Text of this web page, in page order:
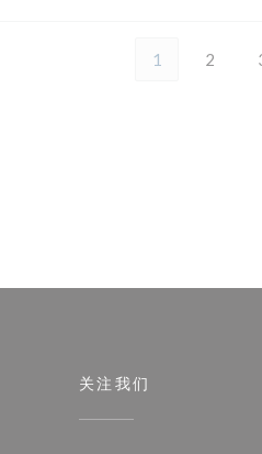
1 2
关注我们